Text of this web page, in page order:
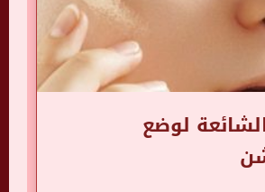
لوضع